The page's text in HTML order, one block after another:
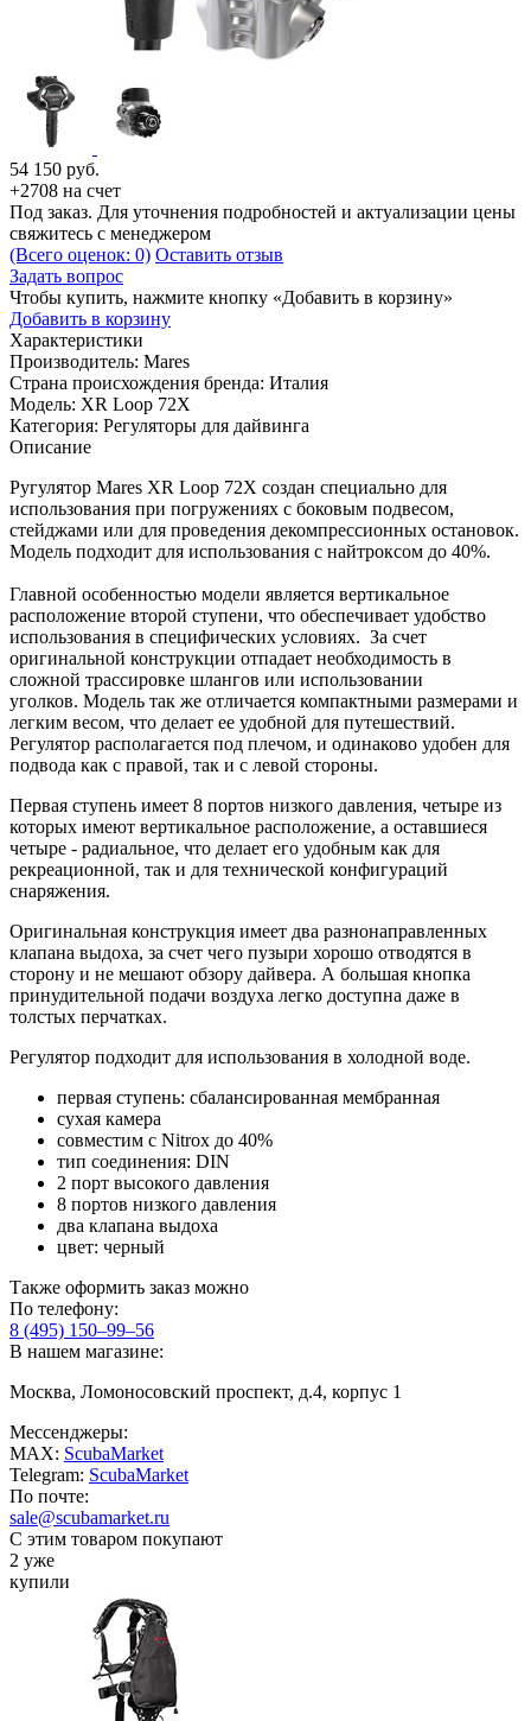
54 150 руб.
+2708 на счет
Под заказ. Для уточнения подробностей и актуализации цены
свяжитесь с менеджером
(Всего оценок: 0) Оставить отзыв
Задать вопрос
Чтобы купить, нажмите кнопку «Добавить в корзину»
Добавить в корзину
Характеристики
Производитель: Mares
Страна происхождения бренда: Италия
Модель: XR Loop 72X
Категория: Регуляторы для дайвинга
Описание
Ругулятор Mares XR Loop 72X создан специально для
использования при погружениях с боковым подвесом,
стейджами или для проведения декомпрессионных остановок.
Модель подходит для использования с найтроксом до 40%.
Главной особенностью модели является вертикальное
расположение второй ступени, что обеспечивает удобство
использования в специфических условиях. За счет
оригинальной конструкции отпадает необходимость в
сложной трассировке шлангов или использовании
уголков. Модель так же отличается компактными размерами и
легким весом, что делает ее удобной для путешествий.
Регулятор располагается под плечом, и одинаково удобен для
подвода как с правой, так и с левой стороны.
Первая ступень имеет 8 портов низкого давления, четыре из
которых имеют вертикальное расположение, а оставшиеся
четыре - радиальное, что делает его удобным как для
рекреационной, так и для технической конфигураций
снаряжения.
Оригинальная конструкция имеет два разнонаправленных
клапана выдоха, за счет чего пузыри хорошо отводятся в
сторону и не мешают обзору дайвера. А большая кнопка
принудительной подачи воздуха легко доступна даже в
толстых перчатках.
Регулятор подходит для использования в холодной воде.
первая ступень: сбалансированная мембранная
сухая камера
совместим с Nitrox до 40%
тип соединения: DIN
2 порт высокого давления
8 портов низкого давления
два клапана выдоха
цвет: черный
Также оформить заказ можно
По телефону:
8 (495) 150–99–56
В нашем магазине:
Москва, Ломоносовский проспект, д.4, корпус 1
Мессенджеры:
MAX: ScubaMarket
Telegram: ScubaMarket
По почте:
sale@scubamarket.ru
С этим товаром покупают
2 уже
купили